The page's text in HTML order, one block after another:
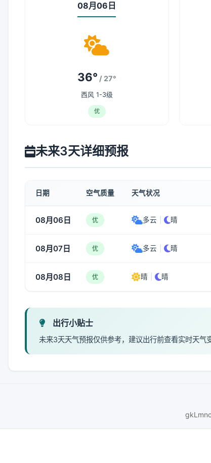
08月06日
36° / 27°
西风 1-3级
优
未来3天详细预报
日期 空气质量 天气状况
08月06日 优 多云 晴
08月07日 优 多云 晴
08月08日 优 晴 晴
出行小贴士
未来3天天气预报仅供参考，建议出行前查看实时天气